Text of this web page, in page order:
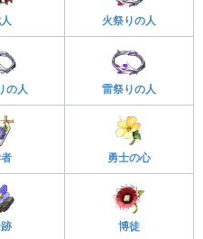
火祭りの人
の人 雷祭りの人
勇士の心
博徒